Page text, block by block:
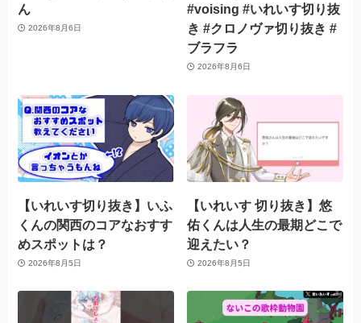
ん
2026年8月6日
#voising #いれいす切り抜
き #クロノヴァ切り抜き #
ブラフラ
2026年8月6日
【いれいす切り抜き】いふ
くんの関西のコアなおすす
めスポットは？
2026年8月5日
【いれいす 切り抜き】悠
佑くんは人生の最期どこで
迎えたい？
2026年8月5日